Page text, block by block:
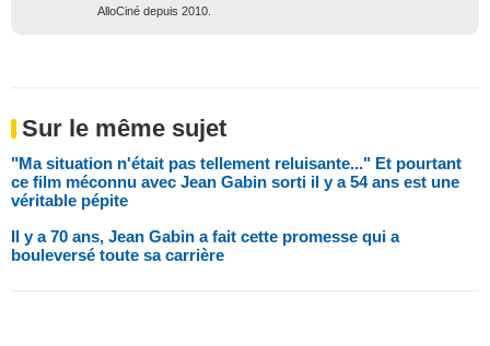
AlloCiné depuis 2010.
Sur le même sujet
"Ma situation n'était pas tellement reluisante..." Et pourtant
ce film méconnu avec Jean Gabin sorti il y a 54 ans est une
véritable pépite
Il y a 70 ans, Jean Gabin a fait cette promesse qui a
bouleversé toute sa carrière